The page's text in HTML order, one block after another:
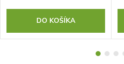
DO KOŠÍKA